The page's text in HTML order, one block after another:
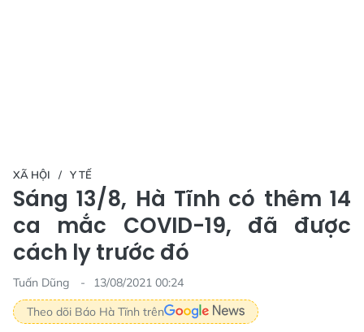
XÃ HỘI Y TẾ
Sáng 13/8, Hà Tĩnh có thêm 14
ca mắc COVID-19, đã được
cách ly trước đó
Tuấn Dũng
13/08/2021 00:24
Theo dõi Báo Hà Tĩnh trên